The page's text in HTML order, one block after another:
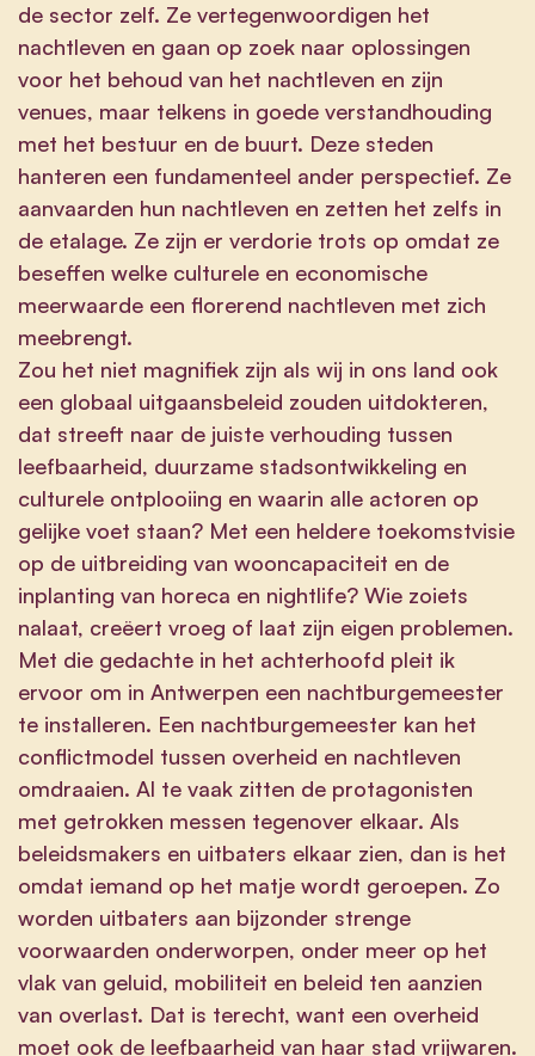
de sector zelf. Ze vertegenwoordigen het
nachtleven en gaan op zoek naar oplossingen
voor het behoud van het nachtleven en zijn
venues, maar telkens in goede verstandhouding
met het bestuur en de buurt. Deze steden
hanteren een fundamenteel ander perspectief. Ze
aanvaarden hun nachtleven en zetten het zelfs in
de etalage. Ze zijn er verdorie trots op omdat ze
beseffen welke culturele en economische
meerwaarde een florerend nachtleven met zich
meebrengt.
Zou het niet magnifiek zijn als wij in ons land ook
een globaal uitgaansbeleid zouden uitdokteren,
dat streeft naar de juiste verhouding tussen
leefbaarheid, duurzame stadsontwikkeling en
culturele ontplooiing en waarin alle actoren op
gelijke voet staan? Met een heldere toekomstvisie
op de uitbreiding van wooncapaciteit en de
inplanting van horeca en nightlife? Wie zoiets
nalaat, creëert vroeg of laat zijn eigen problemen.
Met die gedachte in het achterhoofd pleit ik
ervoor om in Antwerpen een nachtburgemeester
te installeren. Een nachtburgemeester kan het
conflictmodel tussen overheid en nachtleven
omdraaien. Al te vaak zitten de protagonisten
met getrokken messen tegenover elkaar. Als
beleidsmakers en uitbaters elkaar zien, dan is het
omdat iemand op het matje wordt geroepen. Zo
worden uitbaters aan bijzonder strenge
voorwaarden onderworpen, onder meer op het
vlak van geluid, mobiliteit en beleid ten aanzien
van overlast. Dat is terecht, want een overheid
moet ook de leefbaarheid van haar stad vrijwaren.